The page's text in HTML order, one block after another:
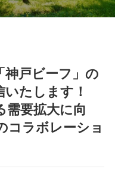
神戸ビーフ」の
たします！
需要拡大に向
コラボレーショ